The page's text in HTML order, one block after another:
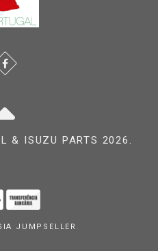
& ISUZU PARTS 2026.
JUMPSELLER .